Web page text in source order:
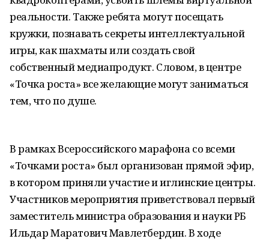
реальности. Также ребята могут посещать
кружки, познавать секреты интеллектуальной
игры, как шахматы или создать свой
собственный медиапродукт. Словом, в центре
«Точка роста» все желающие могут заниматься
тем, что по душе.
В рамках Всероссийского марафона со всеми
«Точками роста» был организован прямой эфир,
в котором приняли участие и иглинские центры.
Участников мероприятия приветствовал первый
заместитель министра образования и науки РБ
Ильдар Маратович Мавлетбердин. В ходе